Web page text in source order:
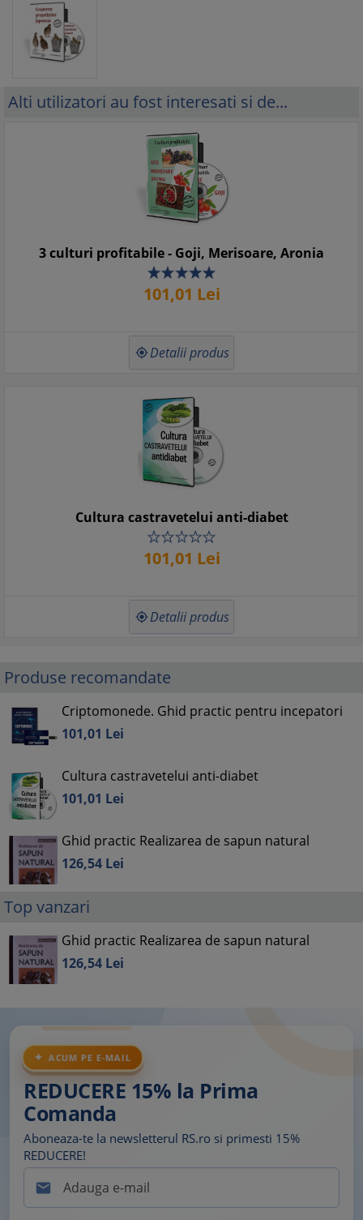
Alti utilizatori au fost interesati si de...
3 culturi profitabile - Goji, Merisoare, Aronia
101,01 Lei
 Detalii produs
Cultura castravetelui anti-diabet
101,01 Lei
 Detalii produs
Produse recomandate
Criptomonede. Ghid practic pentru incepatori
101,01 Lei
Cultura castravetelui anti-diabet
101,01 Lei
Ghid practic Realizarea de sapun natural
126,54 Lei
Top vanzari
Ghid practic Realizarea de sapun natural
126,54 Lei
ACUM PE E-MAIL
REDUCERE 15% la Prima
Comanda
Aboneaza-te la newsletterul RS.ro si primesti 15%
REDUCERE!
